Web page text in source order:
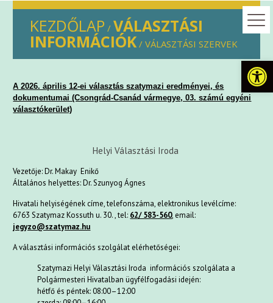
KEZDŐLAP / VÁLASZTÁSI
INFORMÁCIÓK / VÁLASZTÁSI SZERVEK
A 2026. április 12-ei választás szatymazi eredményei, és
dokumentumai (Csongrád-Csanád vármegye, 03. számú egyéni
választókerület)
Helyi Választási Iroda
Vezetője: Dr. Makay Enikő
Általános helyettes: Dr. Szunyog Ágnes
Hivatali helyiségének címe, telefonszáma, elektronikus levélcíme:
6763 Szatymaz Kossuth u. 30. , tel: 62/ 583-560, email:
jegyzo@szatymaz.hu
A választási információs szolgálat elérhetőségei:
Szatymazi Helyi Választási Iroda információs szolgálata a
Polgármesteri Hivatalban ügyfélfogadási idején:
hétfő és péntek: 08:00–12:00